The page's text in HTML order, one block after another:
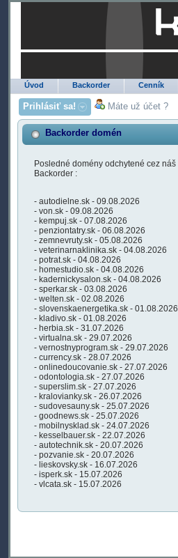
Úvod Backorder Cenník
Prihlásiť sa! Máte už účet ?
Backorder domén
Posledné domény odchytené cez náš
Backorder :
- autodielne.sk - 09.08.2026
- von.sk - 09.08.2026
- kempuj.sk - 07.08.2026
- penziontatry.sk - 06.08.2026
- zemnevruty.sk - 05.08.2026
- veterinarnaklinika.sk - 04.08.2026
- potrat.sk - 04.08.2026
- homestudio.sk - 04.08.2026
- kadernickysalon.sk - 04.08.2026
- sperkar.sk - 03.08.2026
- welten.sk - 02.08.2026
- slovenskaenergetika.sk - 01.08.2026
- kladivo.sk - 01.08.2026
- herbia.sk - 31.07.2026
- virtualna.sk - 29.07.2026
- vernostnyprogram.sk - 29.07.2026
- currency.sk - 28.07.2026
- onlinedoucovanie.sk - 27.07.2026
- odontologia.sk - 27.07.2026
- superslim.sk - 27.07.2026
- kralovianky.sk - 26.07.2026
- sudovesauny.sk - 25.07.2026
- goodnews.sk - 25.07.2026
- mobilnysklad.sk - 24.07.2026
- kesselbauer.sk - 22.07.2026
- autotechnik.sk - 20.07.2026
- pozvanie.sk - 20.07.2026
- lieskovsky.sk - 16.07.2026
- isperk.sk - 15.07.2026
- vlcata.sk - 15.07.2026